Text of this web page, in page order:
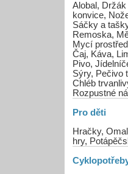
Alobal,
konvice,
Sáčky a
Remoska,
Mycí
Čaj, Káva,
Pivo,
Sýry, Pečivo
Chléb
Rozpustné
Pro děti
Hračky,
hry,